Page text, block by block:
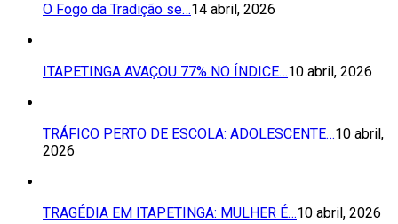
O Fogo da Tradição se…14 abril, 2026
ITAPETINGA AVAÇOU 77% NO ÍNDICE…10 abril, 2026
TRÁFICO PERTO DE ESCOLA: ADOLESCENTE…10 abril,
2026
TRAGÉDIA EM ITAPETINGA: MULHER É…10 abril, 2026